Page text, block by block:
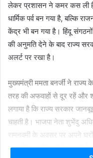
लेकर प्रशासन ने कमर कस ली
धार्मिक पर्व बन गया है, बल्कि
केंद्र भी बन गया है। हिंदू संगठनों
की अनुमति देने के बाद राज्य
अलर्ट पर रखा है।
मुख्यमंत्री ममता बनर्जी ने
तरह की अफवाहों से दूर रहें और
लगाया है कि राज्य सरकार
चाहती है। भाजपा नेता शुभेंदु
रामनवमी के अवसर पर अपने
भाग लेंगे। अधिकारी ने यह भी